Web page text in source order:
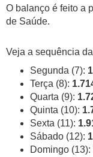
O balanço é feito a
de Saúde.
Veja a sequência
Segunda (7):
Terça (8):
Quarta (9):
Quinta (10):
Sexta (11):
Sábado (12):
Domingo (13):